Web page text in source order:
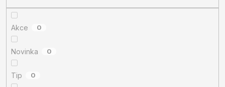
t
Akce 0
Novinka 0
Tip 0